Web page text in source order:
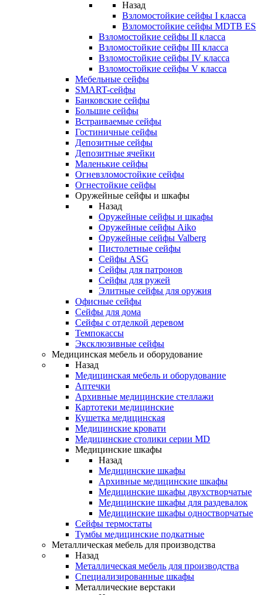
Назад
Взломостойкие сейфы I класса
Взломостойкие сейфы MDTB ES
Взломостойкие сейфы II класса
Взломостойкие сейфы III класса
Взломостойкие сейфы IV класса
Взломостойкие сейфы V класса
Мебельные сейфы
SMART-сейфы
Банковские сейфы
Большие сейфы
Встраиваемые сейфы
Гостиничные сейфы
Депозитные сейфы
Депозитные ячейки
Маленькие сейфы
Огневзломостойкие сейфы
Огнестойкие сейфы
Оружейные сейфы и шкафы
Назад
Оружейные сейфы и шкафы
Оружейные сейфы Aiko
Оружейные сейфы Valberg
Пистолетные сейфы
Сейфы ASG
Сейфы для патронов
Сейфы для ружей
Элитные сейфы для оружия
Офисные сейфы
Сейфы для дома
Сейфы с отделкой деревом
Темпокассы
Эксклюзивные сейфы
Медицинская мебель и оборудование
Назад
Медицинская мебель и оборудование
Аптечки
Архивные медицинские стеллажи
Картотеки медицинские
Кушетка медицинская
Медицинские кровати
Медицинские столики серии MD
Медицинские шкафы
Назад
Медицинские шкафы
Архивные медицинские шкафы
Медицинские шкафы двухстворчатые
Медицинские шкафы для раздевалок
Медицинские шкафы одностворчатые
Сейфы термостаты
Тумбы медицинские подкатные
Металлическая мебель для производства
Назад
Металлическая мебель для производства
Cпециализированные шкафы
Металлические верстаки